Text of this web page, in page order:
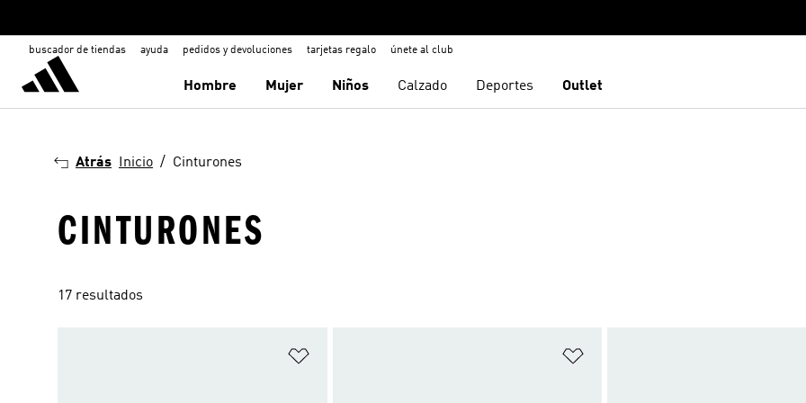
buscador de tiendas ayuda pedidos y devoluciones tarjetas regalo únete al club
Hombre Mujer Niños Calzado Deportes Outlet
Atrás Inicio Cinturones
CINTURONES
17 resultados